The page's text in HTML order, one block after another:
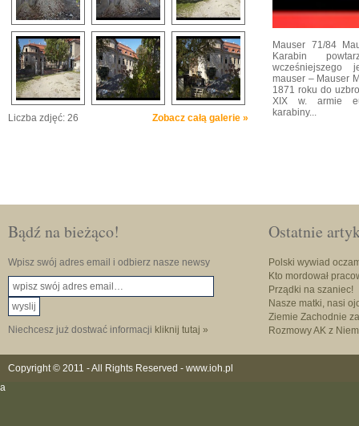
Liczba zdjęć: 26 Zobacz całą galerie »
Mauser 71/84
Karabin
wcześniejszego
mauser – Mauser
1871 roku do
XIX w. armie
karabiny...
Bądź na bieżąco!
Wpisz swój adres email i odbierz nasze newsy
Niechcesz już dostwać informacji kliknij tutaj »
Ostatnie
Polski wywiad
Kto mordował
Prządki na szaniec!
Nasze matki, nasi
Ziemie Zachodnie
Rozmowy AK z
Copyright © 2011 - All Rights Reserved - www.ioh.pl
a